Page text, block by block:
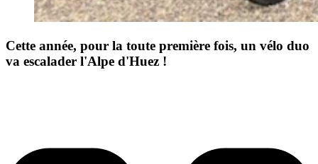
Cette année, pour la toute première fois, un vélo duo
va escalader l'Alpe d'Huez !